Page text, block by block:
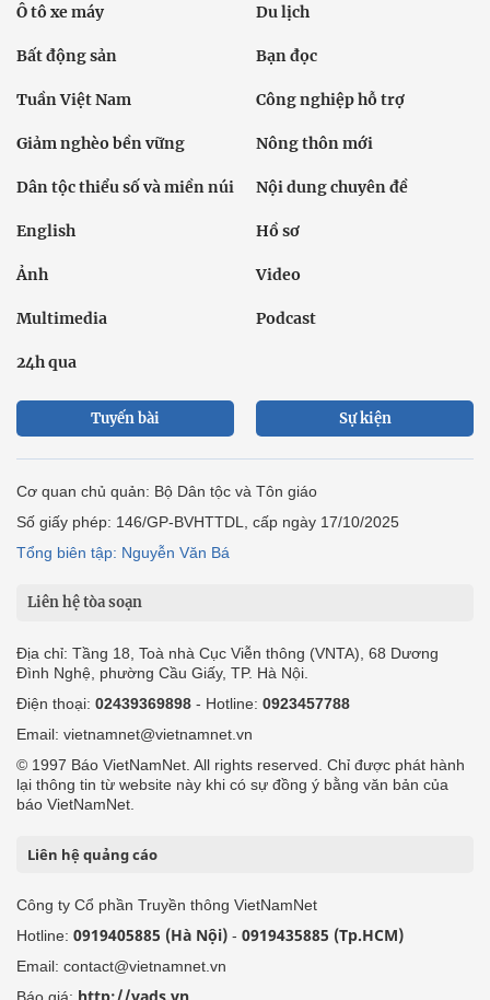
Ô tô xe máy Du lịch
Bất động sản Bạn đọc
Tuần Việt Nam Công nghiệp hỗ trợ
Giảm nghèo bền vững Nông thôn mới
Dân tộc thiểu số và miền núi Nội dung chuyên đề
English Hồ sơ
Ảnh Video
Multimedia Podcast
24h qua
Tuyến bài Sự kiện
Cơ quan chủ quản: Bộ Dân tộc và Tôn giáo
Số giấy phép: 146/GP-BVHTTDL, cấp ngày 17/10/2025
Tổng biên tập: Nguyễn Văn Bá
Liên hệ tòa soạn
Địa chỉ: Tầng 18, Toà nhà Cục Viễn thông (VNTA), 68 Dương
Đình Nghệ, phường Cầu Giấy, TP. Hà Nội.
Điện thoại: 02439369898 - Hotline: 0923457788
Email: vietnamnet@vietnamnet.vn
© 1997 Báo VietNamNet. All rights reserved. Chỉ được phát hành
lại thông tin từ website này khi có sự đồng ý bằng văn bản của
báo VietNamNet.
Liên hệ quảng cáo
Công ty Cổ phần Truyền thông VietNamNet
Hotline: 0919405885 (Hà Nội) - 0919435885 (Tp.HCM)
Email: contact@vietnamnet.vn